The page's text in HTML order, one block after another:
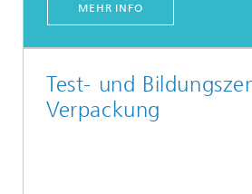
MEHR INFO
Test- und
Verpackung